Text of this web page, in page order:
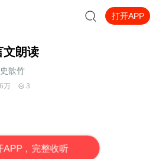
打开APP
文朗读
史歆竹
万 3
APP，完整收听